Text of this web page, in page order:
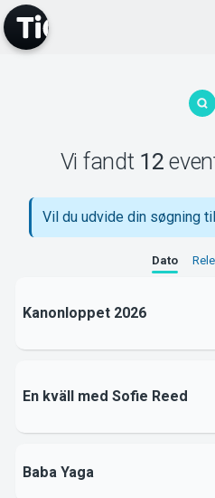
Vi fandt 12
Vil du udvide din søgning til
Dato
Kanonloppet 2026
En kväll med Sofie Reed
Baba Yaga